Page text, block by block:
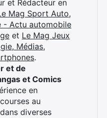
et Rédacteur en
Mag Sport Auto,
- Actu automobile
et Le Mag Jeux
Médias,
.
et de
et Comics
en
au
diverses